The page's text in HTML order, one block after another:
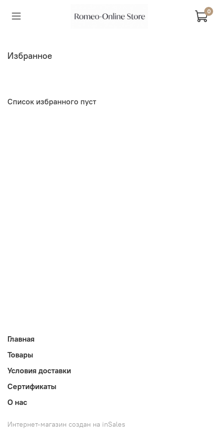
0
Избранное
Список избранного пуст
Главная
Товары
Условия доставки
Сертификаты
О нас
Интернет-магазин создан на inSales